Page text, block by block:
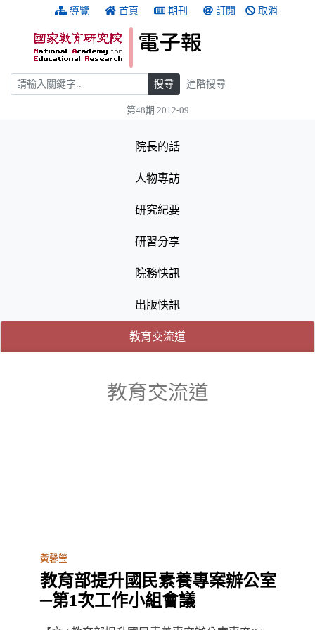
跳到主要內容 導覽 首頁 期刊 訂閱 取消
搜尋 搜尋 進階搜尋
第48期 2012-09
院長的話
人物專訪
研究紀要
研習分享
院務快訊
出版快訊
教育交流道(目前選取的頁籤)
(目前選取的頁籤)
教育交流道
黃馨瑩
教育部提升國民素養專案辦公室
─第1次工作小組會議